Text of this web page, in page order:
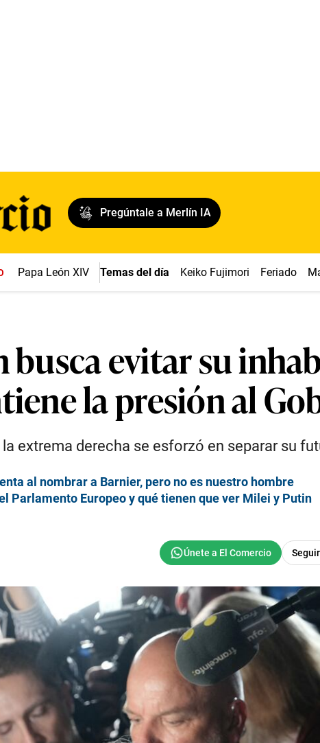
Pregúntale a Merlín IA
Papa León XIV Temas del día Keiko Fujimori Feriado
busca evitar su
la presión al
extrema derecha se esforzó en separar su
al nombrar a Barnier, pero no es nuestro hombre
Parlamento Europeo y qué tienen que ver Milei y Putin